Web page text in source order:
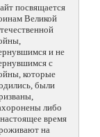
посвящается
Великой
и не
с
которые
были
либо
время
на